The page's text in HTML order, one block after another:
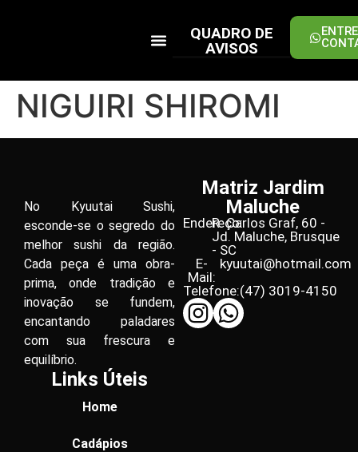
QUADRO DE
AVISOS
NIGUIRI SHIROMI
No Kyuutai Sushi,
esconde-se o segredo do
melhor sushi da região.
Cada peça é uma obra-
prima, onde tradição e
inovação se fundem,
encantando paladares
com sua frescura e
equilíbrio.
Links Úteis
Home
Cadápios
Matriz Jardim
Maluche
Endereço:
R. Carlos Graf, 60 -
Jd. Maluche, Brusque
- SC
E-
Mail:
kyuutai@hotmail.com
Telefone:(47) 3019-4150